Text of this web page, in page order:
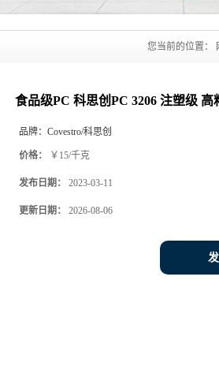
您当前的位置：
食品级PC 科思创PC 3206 注塑级 高
品牌： Covestro/科思创
价格： ￥15/千克
发布日期： 2023-03-11
更新日期： 2026-08-06